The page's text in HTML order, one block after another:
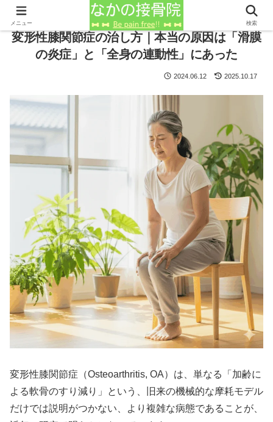
変形性膝関節症の治し方｜本当の原因は「滑膜
の炎症」と「全身の連動性」にあった
2024.06.12 2025.10.17
変形性膝関節症（Osteoarthritis, OA）は、単なる「加齢に
よる軟骨のすり減り」という、旧来の機械的な摩耗モデル
だけでは説明がつかない、より複雑な病態であることが、
メニュー 検索